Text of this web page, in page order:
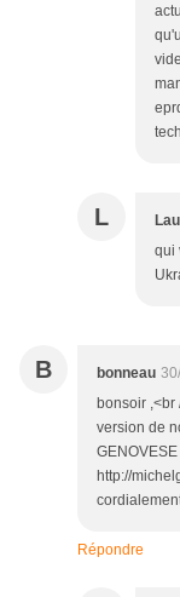
L
qui
B bonneau
bonsoir ,<br
version de
http://
Répondre